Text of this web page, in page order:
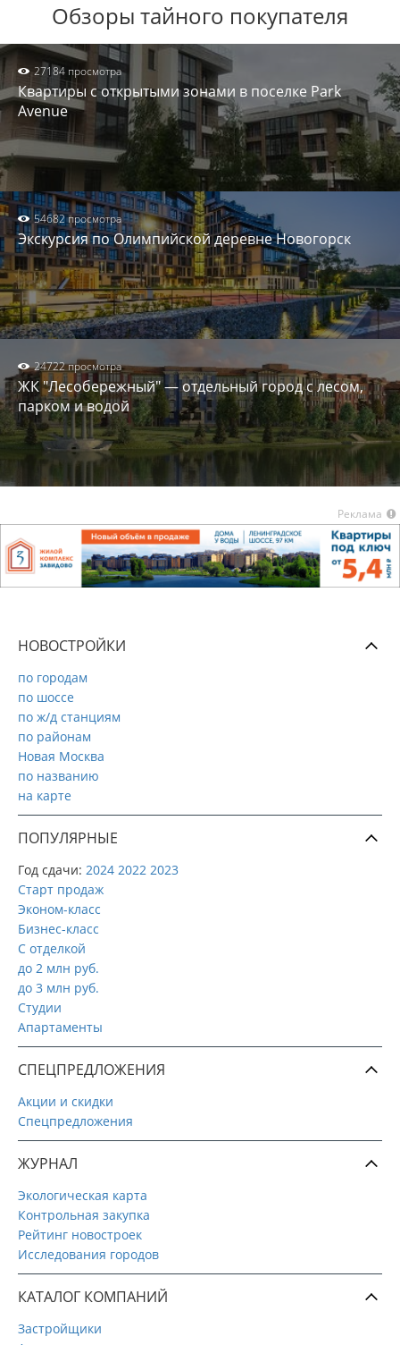
Обзоры тайного покупателя
27184 просмотра
Квартиры с открытыми зонами в поселке Park
Avenue
54682 просмотра
Экскурсия по Олимпийской деревне Новогорск
24722 просмотра
ЖК "Лесобережный" — отдельный город с лесом,
парком и водой
Реклама
НОВОСТРОЙКИ
по городам
по шоссе
по ж/д станциям
по районам
Новая Москва
по названию
на карте
ПОПУЛЯРНЫЕ
Год сдачи: 2024 2022 2023
Старт продаж
Эконом-класс
Бизнес-класс
С отделкой
до 2 млн руб.
до 3 млн руб.
Студии
Апартаменты
СПЕЦПРЕДЛОЖЕНИЯ
Акции и скидки
Спецпредложения
ЖУРНАЛ
Экологическая карта
Контрольная закупка
Рейтинг новостроек
Исследования городов
КАТАЛОГ КОМПАНИЙ
Застройщики